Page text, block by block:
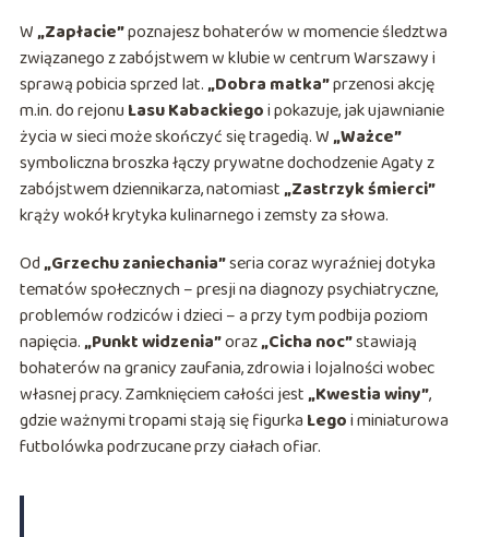
W„Zapłacie”poznajesz bohaterów w momencie śledztwa
związanego z zabójstwem w klubie w centrum Warszawy i
sprawą pobicia sprzed lat.„Dobra matka”przenosi akcję
m.in. do rejonuLasu Kabackiegoi pokazuje, jak ujawnianie
życia w sieci może skończyć się tragedią. W„Ważce”
symboliczna broszka łączy prywatne dochodzenie Agaty z
zabójstwem dziennikarza, natomiast„Zastrzyk śmierci”
krąży wokół krytyka kulinarnego i zemsty za słowa.
Od„Grzechu zaniechania”seria coraz wyraźniej dotyka
tematów społecznych – presji na diagnozy psychiatryczne,
problemów rodziców i dzieci – a przy tym podbija poziom
napięcia.„Punkt widzenia”oraz„Cicha noc”stawiają
bohaterów na granicy zaufania, zdrowia i lojalności wobec
własnej pracy. Zamknięciem całości jest„Kwestia winy”,
gdzie ważnymi tropami stają się figurka Legoi miniaturowa
futbolówka podrzucane przy ciałach ofiar.